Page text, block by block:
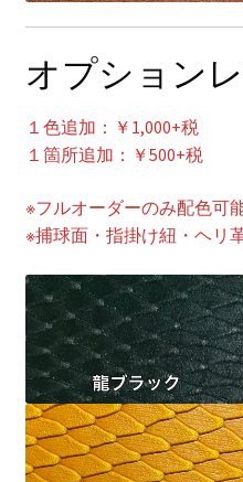
オプション
１色追加：￥1,000+税
１箇所追加：￥500+税
※フルオーダーのみ配色可
※捕球面・指掛け紐・ヘリ